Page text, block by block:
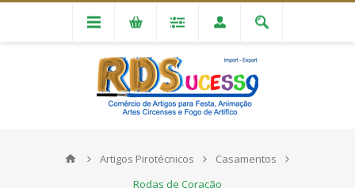
Artigos Pirotécnicos
Casamentos
Rodas de Coração